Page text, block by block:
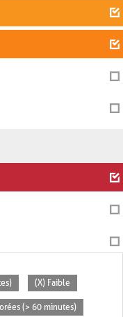
(X) Faible
(> 60 minutes)